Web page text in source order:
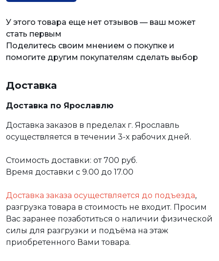
У этого товара еще нет отзывов — ваш может
стать первым
Поделитесь своим мнением о покупке и
помогите другим покупателям сделать выбор
Доставка
Доставка по Ярославлю
Доставка заказов в пределах г. Ярославль
осуществляется в течении 3-х рабочих дней.
Стоимость доставки: от 700 руб.
Время доставки с 9.00 до 17.00
Доставка заказа осуществляется до подъезда,
разгрузка товара в стоимость не входит. Просим
Вас заранее позаботиться о наличии физической
силы для разгрузки и подъёма на этаж
приобретенного Вами товара.